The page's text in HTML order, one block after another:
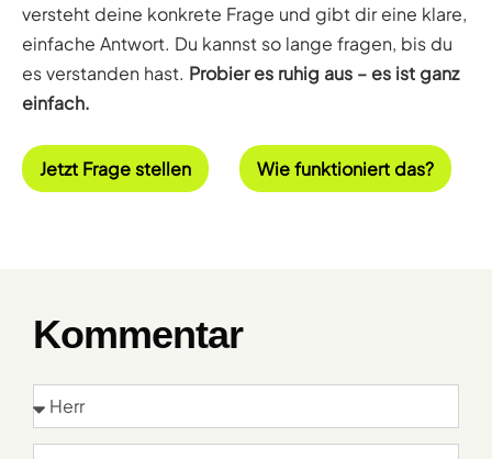
versteht deine konkrete Frage und gibt dir eine klare,
einfache Antwort. Du kannst so lange fragen, bis du
es verstanden hast. Probier es ruhig aus – es ist ganz
einfach.
Jetzt Frage stellen Wie funktioniert das?
Kommentar